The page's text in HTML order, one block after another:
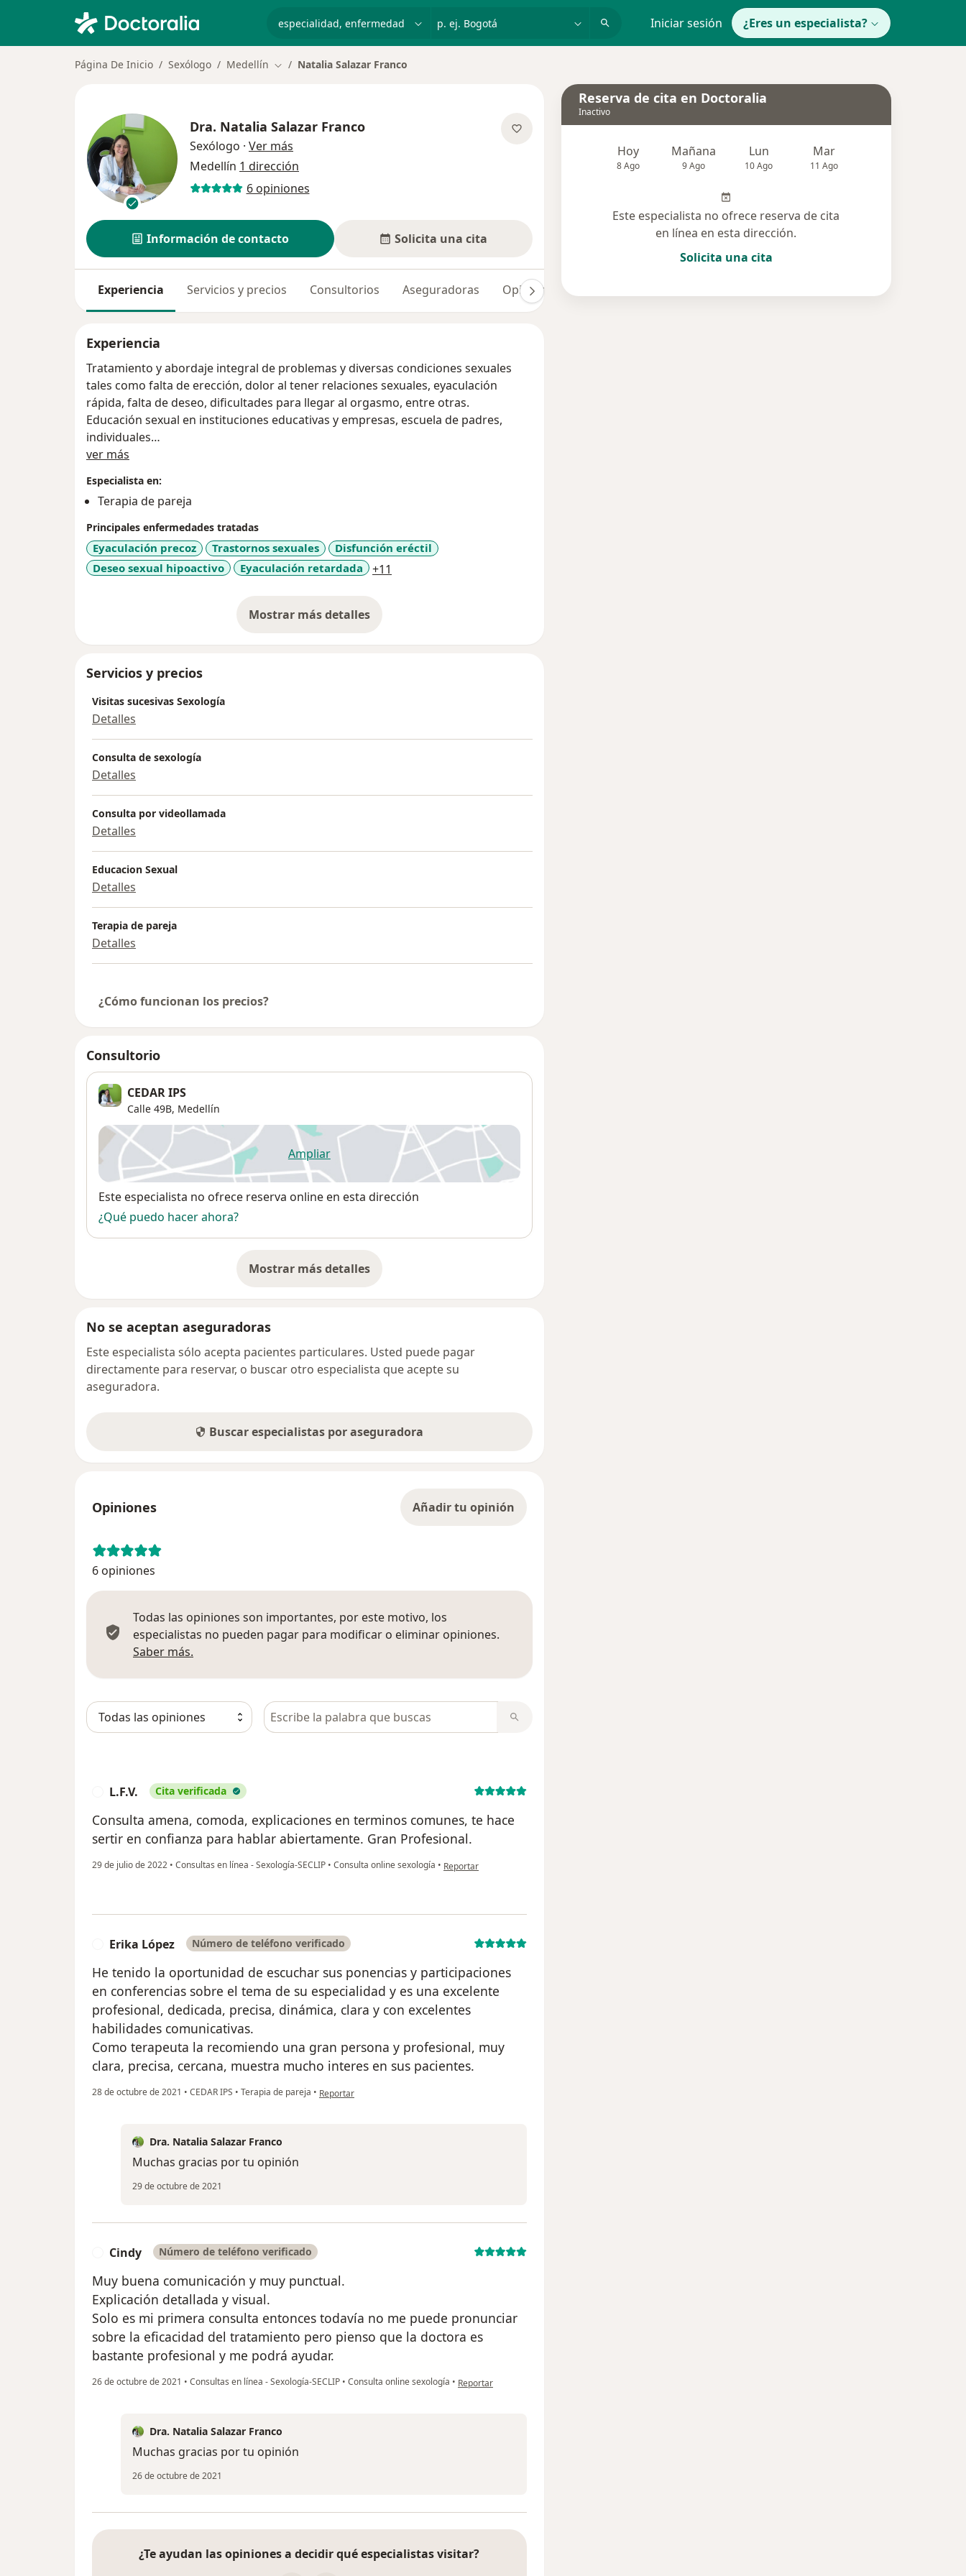
p. ej. Bogotá Iniciar sesión ¿Eres un especialista?
Página De Inicio Sexólogo Medellín Cambiar de ciudad
Natalia Salazar Franco
Dra. Natalia Salazar Franco
Sexólogo · Ver más
Medellín 1 dirección
6 opiniones
Información de contacto Solicita una cita
Experiencia Servicios y precios Consultorios Aseguradoras Opiniones (6)
Experiencia
Tratamiento y abordaje integral de problemas y diversas condiciones sexuales
tales como falta de erección, dolor al tener relaciones sexuales, eyaculación
rápida, falta de deseo, dificultades para llegar al orgasmo, entre otras.
Educación sexual en instituciones educativas y empresas, escuela de padres,
individuales
Terapia de pareja.
ver más
Especialista en:
Terapia de pareja
Principales enfermedades tratadas
Eyaculación precoz Trastornos sexuales
Disfunción eréctil
Deseo sexual hipoactivo
Eyaculación retardada +11
Mostrar más detalles
sobre la experiencia
Servicios y precios
Visitas sucesivas Sexología
Detalles
Consulta de sexología
Detalles
Consulta por videollamada
Detalles
Educacion Sexual
Detalles
Terapia de pareja
Detalles
¿Cómo funcionan los precios?
Consultorio
CEDAR IPS
Calle 49B, Medellín
Ampliarse abre en una nueva pestaña
Disponibilidad
Este especialista no ofrece reserva online en esta dirección
¿Qué puedo hacer ahora?
Mostrar más detalles
sobre la dirección
No se aceptan aseguradoras
Este especialista sólo acepta pacientes particulares. Usted puede pagar
directamente para reservar, o buscar otro especialista que acepte su
aseguradora.
Buscar especialistas por aseguradora
Opiniones Añadir tu opinión
6 opiniones
Todas las opiniones son importantes, por este motivo, los
especialistas no pueden pagar para modificar o eliminar opiniones.
Saber más.
Busca en opiniones
L.F.V. Cita verificada
Consulta amena, comoda, explicaciones en terminos comunes, te hace
sertir en confianza para hablar abiertamente. Gran Profesional.
29 de julio de 2022 • Consultas en línea - Sexología-SECLIP • Consulta online sexología • en opinión del usuario L.F.V.
Reportar
Erika López Número de teléfono verificado
He tenido la oportunidad de escuchar sus ponencias y participaciones
en conferencias sobre el tema de su especialidad y es una excelente
profesional, dedicada, precisa, dinámica, clara y con excelentes
habilidades comunicativas.
Como terapeuta la recomiendo una gran persona y profesional, muy
clara, precisa, cercana, muestra mucho interes en sus pacientes.
28 de octubre de 2021 • CEDAR IPS • Terapia de pareja • en opinión del usuario Erika López
Reportar
Dra. Natalia Salazar Franco
Muchas gracias por tu opinión
29 de octubre de 2021
Cindy Número de teléfono verificado
Muy buena comunicación y muy punctual.
Explicación detallada y visual.
Solo es mi primera consulta entonces todavía no me puede pronunciar
sobre la eficacidad del tratamiento pero pienso que la doctora es
bastante profesional y me podrá ayudar.
26 de octubre de 2021 • Consultas en línea - Sexología-SECLIP • Consulta online sexología • en opinión del usuario Cindy
Reportar
Dra. Natalia Salazar Franco
Muchas gracias por tu opinión
26 de octubre de 2021
¿Te ayudan las opiniones a decidir qué especialistas visitar?
Reserva de cita en Doctoralia
Inactivo
Hoy
8 Ago
Mañana
9 Ago
Lun
10 Ago
Mar
11 Ago
Este especialista no ofrece reserva de cita
en línea en esta dirección.
Solicita una cita